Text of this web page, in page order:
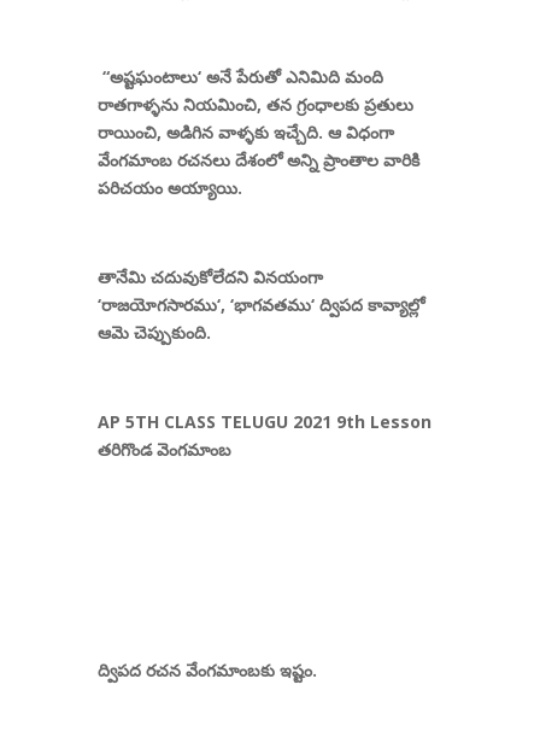
“అష్టఘంటాలు‘ అనే పేరుతో ఎనిమిది మంది
రాతగాళ్ళను నియమించి, తన గ్రంధాలకు ప్రతులు
రాయించి, అడిగిన వాళ్ళకు ఇచ్చేది. ఆ విధంగా
వేంగమాంబ రచనలు దేశంలో అన్ని ప్రాంతాల వారికి
పరిచయం అయ్యాయి.
తానేమి చదువుకోలేదని వినయంగా
‘రాజయోగసారము‘, ‘భాగవతము‘ ద్విపద కావ్యాల్లో
ఆమె చెప్పుకుంది.
AP 5TH CLASS TELUGU 2021 9th Lesson
తరిగొండ వెంగమాంబ
ద్విపద రచన వేంగమాంబకు ఇష్టం.